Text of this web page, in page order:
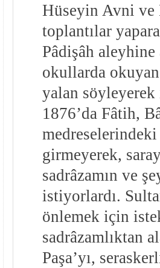
Hüseyin Avni ve
toplantılar
Pâdişâh
okullarda okuyan
yalan
1876’da Fâtih,
girmeyerek,
sadrâzamın ve
istiyorlardı.
önlemek için
sadrâzamlıktan
Paşa’yı,